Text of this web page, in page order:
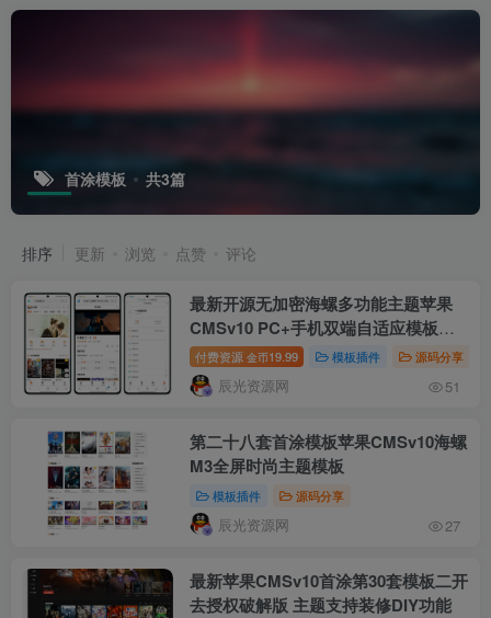
首涂模板 共3篇
排序 更新 浏览 点赞 评论
最新开源无加密海螺多功能主题苹果
CMSv10 PC+手机双端自适应模板修
复版
付费资源 金币19.99 模板插件 源码分享
辰光资源网 51
第二十八套首涂模板苹果CMSv10海螺
M3全屏时尚主题模板
模板插件 源码分享
辰光资源网 27
最新苹果CMSv10首涂第30套模板二开
去授权破解版 主题支持装修DIY功能